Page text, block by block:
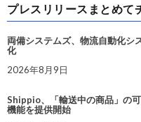
プレスリリースまとめて
両備システムズ、物流自動化シ
化
2026年8月9日
Shippio、「輸送中の商品」の
機能を提供開始